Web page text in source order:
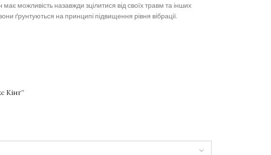
можливість назавжди зцілитися від своїх травм та інших
ґрунтуються на принципі підвищення рівня вібрації.
Кінґ”